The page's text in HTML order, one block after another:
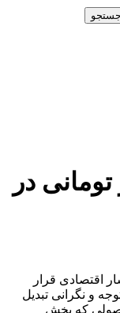
۳۷۰هزار تومانی در
اقتصادی قرار
و نگرانی تبدیل
که بخش